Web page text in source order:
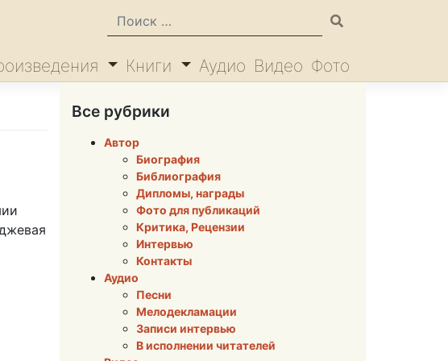
Книги Аудио Видео Фото
Все рубрики
Автор
Биография
Библиография
Дипломы, награды
Фото для публикаций
Критика, Рецензии
Интервью
Контакты
Аудио
Песни
Мелодекламации
Записи интервью
В исполнении читателей